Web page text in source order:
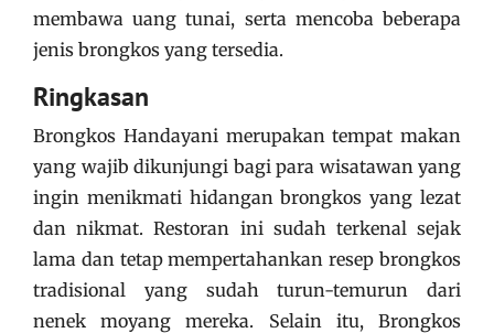
membawa uang tunai, serta mencoba beberapa
jenis brongkos yang tersedia.
Ringkasan
Brongkos Handayani merupakan tempat makan
yang wajib dikunjungi bagi para wisatawan yang
ingin menikmati hidangan brongkos yang lezat
dan nikmat. Restoran ini sudah terkenal sejak
lama dan tetap mempertahankan resep brongkos
tradisional yang sudah turun-temurun dari
nenek moyang mereka. Selain itu, Brongkos